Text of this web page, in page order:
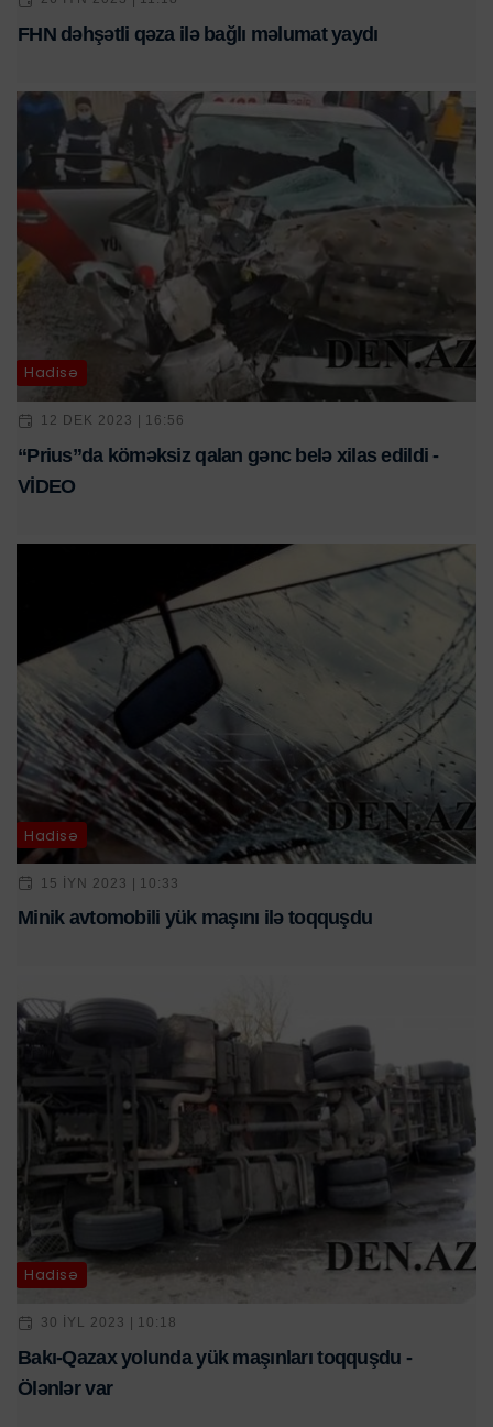
FHN dəhşətli qəza ilə bağlı məlumat yaydı
Hadisə
12 DEK 2023 | 16:56
“Prius”da köməksiz qalan gənc belə xilas edildi -
VİDEO
Hadisə
15 IYN 2023 | 10:33
Minik avtomobili yük maşını ilə toqquşdu
Hadisə
30 IYL 2023 | 10:18
Bakı-Qazax yolunda yük maşınları toqquşdu -
Ölənlər var